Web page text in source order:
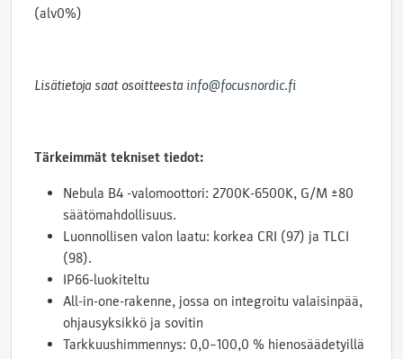
(alv0%)
Lisätietoja saat osoitteesta info@focusnordic.fi
Tärkeimmät tekniset tiedot:
Nebula B4 -valomoottori: 2700K-6500K, G/M ±80
säätömahdollisuus.
Luonnollisen valon laatu: korkea CRI (97) ja TLCI
(98).
IP66-luokiteltu
All-in-one-rakenne, jossa on integroitu valaisinpää,
ohjausyksikkö ja sovitin
Tarkkuushimmennys: 0,0–100,0 % hienosäädetyillä